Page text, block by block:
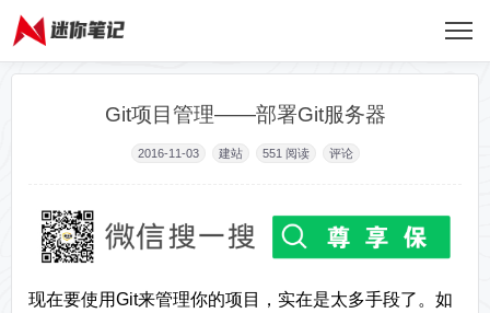
Git项目管理——部署Git服务器
2016-11-03 建站 551 阅读 评论
现在要使用Git来管理你的项目，实在是太多手段了。如